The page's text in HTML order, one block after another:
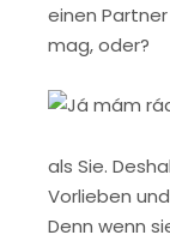
einen
mag, oder?
als Sie.
Vorlieben
Denn wenn